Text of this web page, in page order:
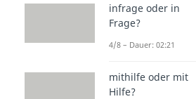
infrage oder in
Frage?
4/8 – Dauer: 02:21
mithilfe oder mit
Hilfe?